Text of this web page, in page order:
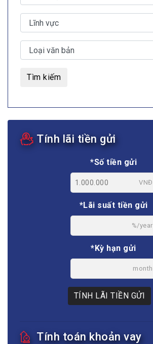
Tìm kiếm
Tính lãi tiền gửi
*Số tiền gửi
VNĐ
*Lãi suất tiền gửi
%/year
*Kỳ hạn gửi
month
TÍNH LÃI TIỀN GỬI
Tính toán khoản vay